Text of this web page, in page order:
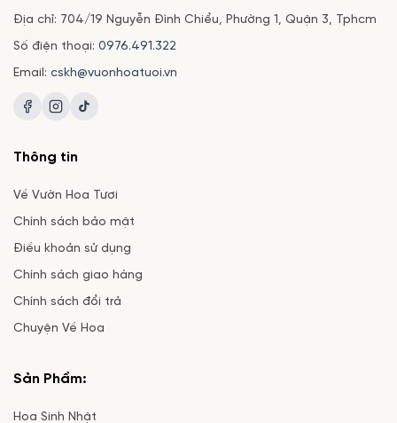
Địa chỉ: 704/19 Nguyễn Đình Chiểu, Phường 1, Quận 3, Tphcm
Số điện thoại: 0976.491.322
Email: cskh@vuonhoatuoi.vn
Thông tin
Về Vườn Hoa Tươi
Chính sách bảo mật
Điều khoản sử dụng
Chính sách giao hàng
Chính sách đổi trả
Chuyện Về Hoa
Sản Phẩm:
Hoa Sinh Nhật